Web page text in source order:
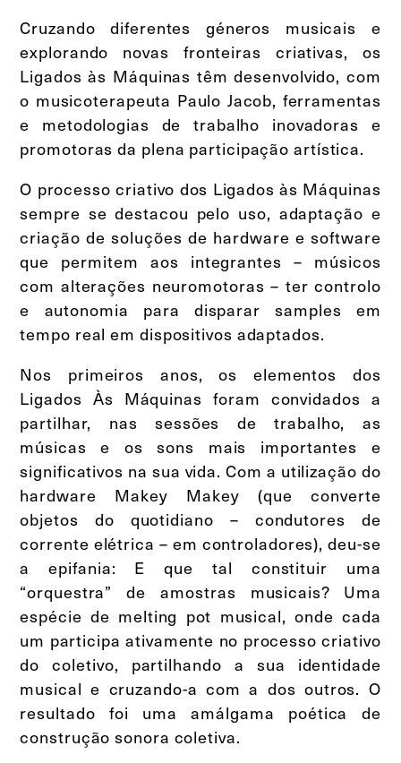
Cruzando diferentes géneros musicais e
explorando novas fronteiras criativas, os
Ligados às Máquinas têm desenvolvido, com
o musicoterapeuta Paulo Jacob, ferramentas
e metodologias de trabalho inovadoras e
promotoras da plena participação artística.
O processo criativo dos Ligados às Máquinas
sempre se destacou pelo uso, adaptação e
criação de soluções de hardware e software
que permitem aos integrantes – músicos
com alterações neuromotoras – ter controlo
e autonomia para disparar samples em
tempo real em dispositivos adaptados.
Nos primeiros anos, os elementos dos
Ligados Às Máquinas foram convidados a
partilhar, nas sessões de trabalho, as
músicas e os sons mais importantes e
significativos na sua vida. Com a utilização do
hardware Makey Makey (que converte
objetos do quotidiano – condutores de
corrente elétrica – em controladores), deu-se
a epifania: E que tal constituir uma
“orquestra” de amostras musicais? Uma
espécie de melting pot musical, onde cada
um participa ativamente no processo criativo
do coletivo, partilhando a sua identidade
musical e cruzando-a com a dos outros. O
resultado foi uma amálgama poética de
construção sonora coletiva.